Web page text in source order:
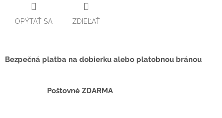
OPÝTAŤ SA ZDIEĽAŤ
Bezpečná platba na dobierku alebo platobnou bránou
Poštovné ZDARMA